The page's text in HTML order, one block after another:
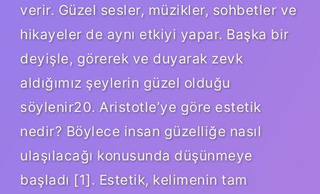
verir. Güzel sesler, müzikler, sohbetler ve
hikayeler de aynı etkiyi yapar. Başka bir
deyişle, görerek ve duyarak zevk
aldığımız şeylerin güzel olduğu
söylenir20. Aristotle’ye göre estetik
nedir? Böylece insan güzelliğe nasıl
ulaşılacağı konusunda düşünmeye
başladı [1]. Estetik, kelimenin tam